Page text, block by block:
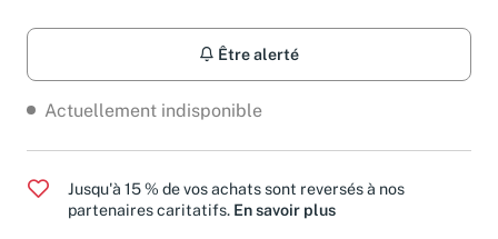
Être alerté
Actuellement indisponible
Jusqu'à 15 % de vos achats sont reversés à nos
partenaires caritatifs. En savoir plus